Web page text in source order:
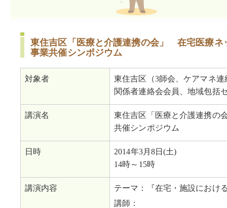
東住吉区「医療と介護連携の会」 在宅医療ネ
事業共催シンポジウム
対象者
東住吉区（3師会、ケアマネ
関係者連絡会会員、地域包括
講演名
東住吉区「医療と介護連携
共催シンポジウム
日時
2014年3月8日(土)
14時～15時
講演内容
テーマ：『在宅・施設におけ
講師：